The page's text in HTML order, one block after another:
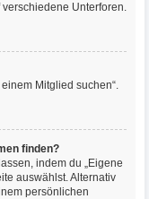
Unterforen.
Mitglied suchen“.
finden?
indem du „Eigene
auswählst. Alternativ
persönlichen